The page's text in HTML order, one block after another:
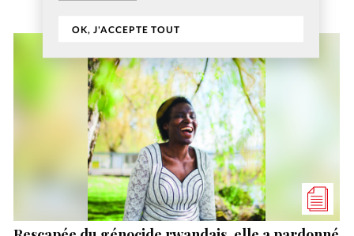
OK, J'ACCEPTE TOUT